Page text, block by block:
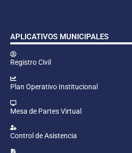
APLICATIVOS MUNICIPALES
Registro Civil
Plan Operativo Institucional
Mesa de Partes Virtual
Control de Asistencia